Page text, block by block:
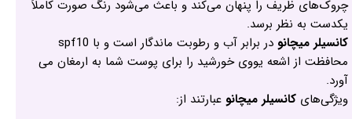
چروک‌های ظریف را پنهان می‌کند و باعث می‌شود رنگ صورت کاملاً
یکدست به نظر برسد.
کانسیلر میچانو
در برابر آب و رطوبت ماندگار است و با spf10
محافظت از اشعه یووی خورشید را برای پوست شما به ارمغان می
آورد.
ویژگی‌های کانسیلر میچانو عبارتند از: